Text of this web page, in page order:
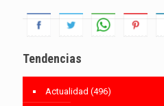
Tendencias
Actualidad (496)